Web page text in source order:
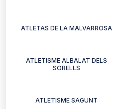
ATLETAS DE LA MALVARROSA
ATLETISME ALBALAT DELS
SORELLS
ATLETISME SAGUNT